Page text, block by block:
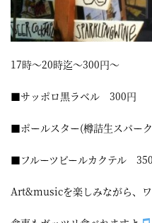
ン
グ
バ
ー
17時～20時迄～300円～
■サッポロ黒ラベル 300円
■ポールスター(樽詰生スパー
■フルーツビールカクテル
Art&musicを楽しみながら、ワ